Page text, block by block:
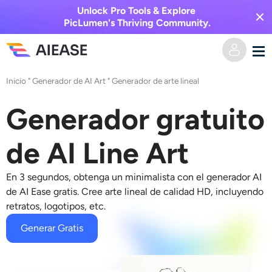
Unlock Pro Tools & Explore
PicLumen's Thriving Community.
Hogar
AI Video
Texto a video
Imagen a video
Efectos de video
Efectos de video
Imagen AI
Inicio "Generador de AI Art "Generador de arte lineal
Generador gratuito
de AI Line Art
En 3 segundos, obtenga un minimalista con el generadorAI
de AI Ease gratis. Cree arte lineal de calidad HD, incluyendo
retratos, logotipos, etc.
Generar Gratis